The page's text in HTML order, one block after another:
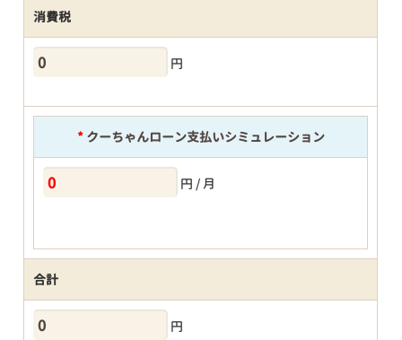
消費税
円
*クーちゃんローン支払いシミュレーション
円 / 月
合計
円